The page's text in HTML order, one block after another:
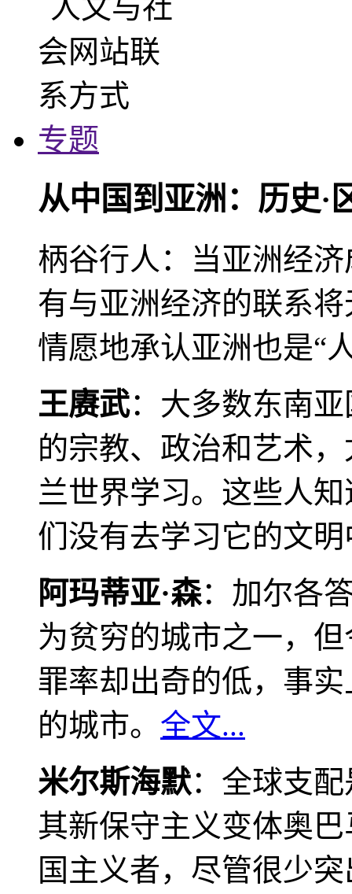
专题
从中国到亚洲：历史·
柄谷行人：当亚洲经
有与亚洲经济的联系
情愿地承认亚洲也是“
王赓武：大多数东南
的宗教、政治和艺术
兰世界学习。这些人
们没有去学习它的文
阿玛蒂亚·森：加尔各
为贫穷的城市之一，
罪率却出奇的低，事
的城市。 全文...
米尔斯海默：全球支
其新保守主义变体奥
国主义者，尽管很少